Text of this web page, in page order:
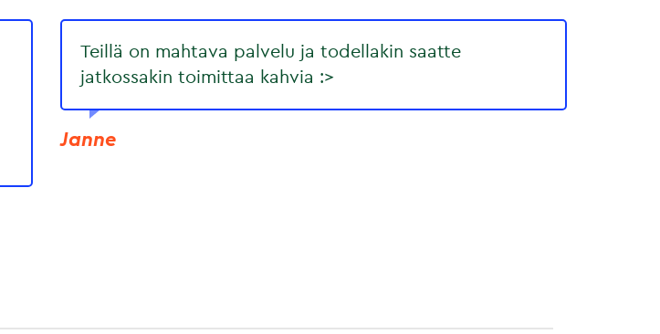
Teillä on mahtava palvelu ja todellakin saatte
jatkossakin toimittaa kahvia :>
Janne